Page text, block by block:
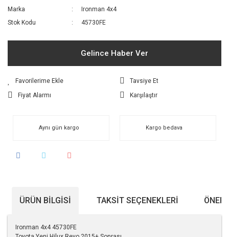
Marka
Ironman 4x4
Stok Kodu
45730FE
Gelince Haber Ver
Tavsiye Et
Fiyat Alarmı
Karşılaştır
Aynı gün kargo Kargo bedava
ÜRÜN BILGISI TAKSIT SEÇENEKLERI
Ironman 4x4 45730FE